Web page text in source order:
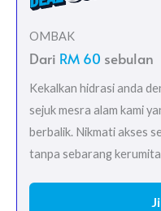
OMBAK
Dari RM 60 sebulan
Kekalkan hidrasi anda
sejuk mesra alam kami
berbalik. Nikmati akses
tanpa sebarang